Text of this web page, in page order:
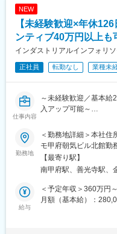
NEW
【未経験歓迎×年休
ンティブ40万円以上も
インダストリアルインフォリ
正社員 転勤なし 業種未
仕事内容
～未経験歓迎／基本給
入アップ可能～
はじめは覚えることも
に戸惑う方もいます。
し「稼げる実感」をつ
に挑戦したい方に向い
■会社の特徴
当社は産業市場戦略情
勤務地
＜勤務地詳細＞本社住
モ甲府朝気ビル北館勤
喫煙対策：屋内全面禁
【最寄り駅】
南甲府駅、善光寺駅、
給与
＜予定年収＞360万円
月額（基本給）：